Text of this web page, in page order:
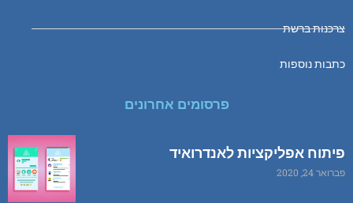
צרכנות ברשת
כתבות נוספות
פרסומים אחרונים
פיתוח אפליקציות לאנדרואיד
פברואר 24, 2020